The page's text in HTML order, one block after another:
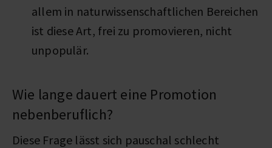
allem in naturwissenschaftlichen Bereichen
ist diese Art, frei zu promovieren, nicht
unpopulär.
Wie lange dauert eine Promotion
nebenberuflich?
Diese Frage lässt sich pauschal schlecht